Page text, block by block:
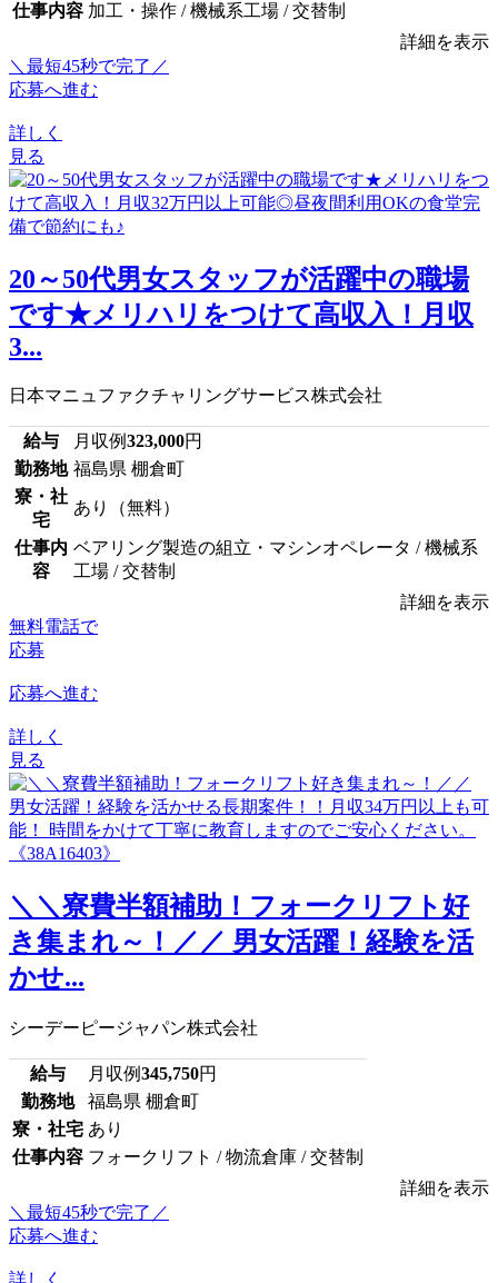
仕事内容 加工・操作 / 機械系工場 / 交替制
詳細を表示
＼最短45秒で完了／
応募へ進む
詳しく
見る
20～50代男女スタッフが活躍中の職場
です★メリハリをつけて高収入！月収
3...
日本マニュファクチャリングサービス株式会社
給与 月収例323,000円
勤務地 福島県 棚倉町
寮・社
宅
あり（無料）
仕事内
容
ベアリング製造の組立・マシンオペレータ / 機械系
工場 / 交替制
詳細を表示
無料電話で
応募
応募へ進む
詳しく
見る
＼＼寮費半額補助！フォークリフト好
き集まれ～！／／ 男女活躍！経験を活
かせ...
シーデーピージャパン株式会社
給与 月収例345,750円
勤務地
福島県 棚倉町
寮・社宅 あり
仕事内容 フォークリフト / 物流倉庫 / 交替制
詳細を表示
＼最短45秒で完了／
応募へ進む
詳しく